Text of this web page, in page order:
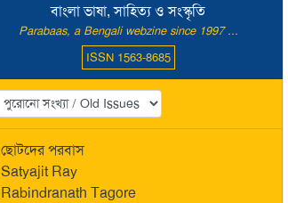
বাংলা ভাষা, সাহিত্য ও সংস্কৃতি
Parabaas, a Bengali webzine since 1997 ...
ISSN 1563-8685
ছোটদের পরবাস
Satyajit Ray
Rabindranath Tagore